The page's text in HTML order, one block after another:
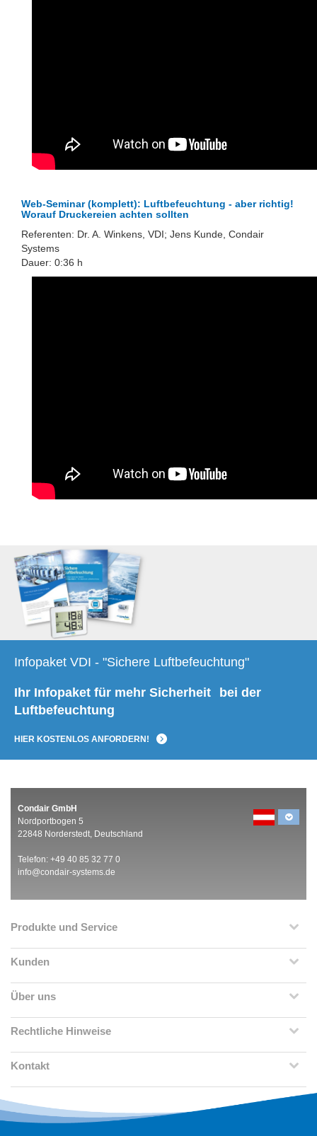
Web-Seminar (komplett): Luftbefeuchtung - aber richtig!
Worauf Druckereien achten sollten
Referenten: Dr. A. Winkens, VDI; Jens Kunde, Condair
Systems
Dauer: 0:36 h
Infopaket VDI - "Sichere Luftbefeuchtung"
Ihr Infopaket für mehr Sicherheit
bei der
Luftbefeuchtung
HIER KOSTENLOS ANFORDERN!
Condair GmbH
Nordportbogen 5
22848 Norderstedt, Deutschland
Telefon: +49 40 85 32 77 0
info@condair-systems.de
Produkte und Service
Kunden
Über uns
Rechtliche Hinweise
Kontakt